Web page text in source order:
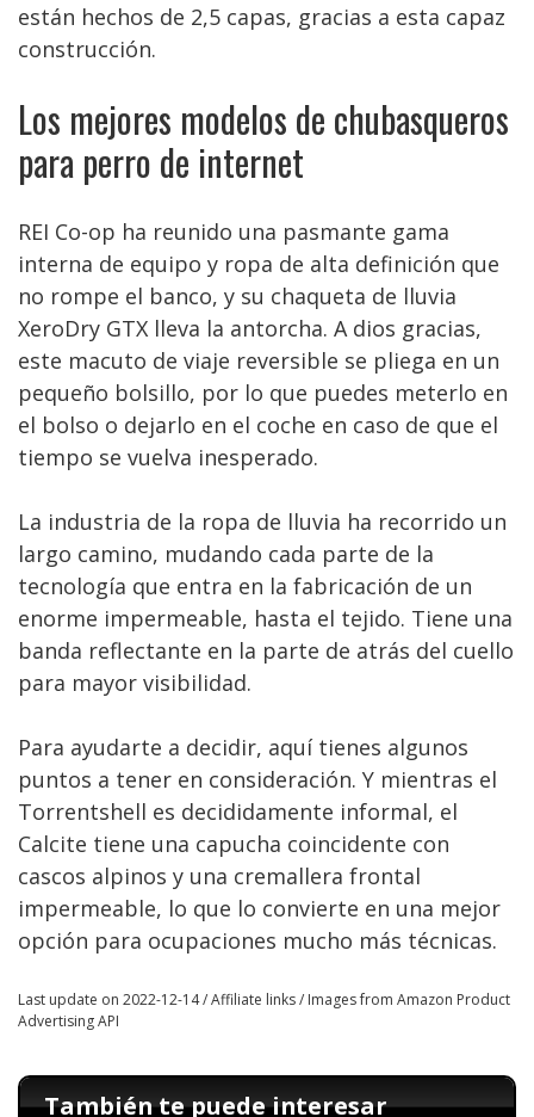
están hechos de 2,5 capas, gracias a esta capaz
construcción.
Los mejores modelos de chubasqueros
para perro de internet
REI Co-op ha reunido una pasmante gama
interna de equipo y ropa de alta definición que
no rompe el banco, y su chaqueta de lluvia
XeroDry GTX lleva la antorcha. A dios gracias,
este macuto de viaje reversible se pliega en un
pequeño bolsillo, por lo que puedes meterlo en
el bolso o dejarlo en el coche en caso de que el
tiempo se vuelva inesperado.
La industria de la ropa de lluvia ha recorrido un
largo camino, mudando cada parte de la
tecnología que entra en la fabricación de un
enorme impermeable, hasta el tejido. Tiene una
banda reflectante en la parte de atrás del cuello
para mayor visibilidad.
Para ayudarte a decidir, aquí tienes algunos
puntos a tener en consideración. Y mientras el
Torrentshell es decididamente informal, el
Calcite tiene una capucha coincidente con
cascos alpinos y una cremallera frontal
impermeable, lo que lo convierte en una mejor
opción para ocupaciones mucho más técnicas.
Last update on 2022-12-14 / Affiliate links / Images from Amazon Product
Advertising API
También te puede interesar